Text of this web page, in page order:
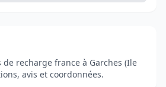
de recharge france à Garches (Ile
avis et coordonnées.